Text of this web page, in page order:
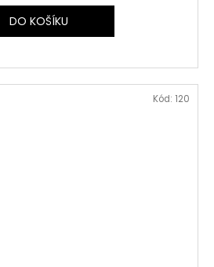
DO KOŠÍKU
Kód: 120